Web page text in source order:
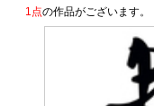
1点の作品がございます。